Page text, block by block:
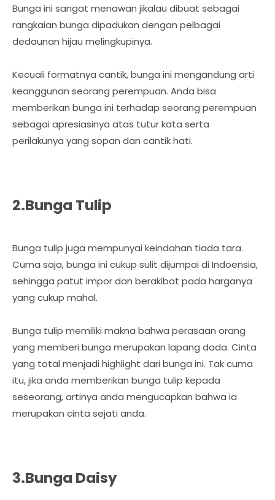
Bunga ini sangat menawan jikalau dibuat sebagai
rangkaian bunga dipadukan dengan pelbagai
dedaunan hijau melingkupinya.
Kecuali formatnya cantik, bunga ini mengandung arti
keanggunan seorang perempuan. Anda bisa
memberikan bunga ini terhadap seorang perempuan
sebagai apresiasinya atas tutur kata serta
perilakunya yang sopan dan cantik hati.
2.Bunga Tulip
Bunga tulip juga mempunyai keindahan tiada tara.
Cuma saja, bunga ini cukup sulit dijumpai di Indoensia,
sehingga patut impor dan berakibat pada harganya
yang cukup mahal.
Bunga tulip memiliki makna bahwa perasaan orang
yang memberi bunga merupakan lapang dada. Cinta
yang total menjadi highlight dari bunga ini. Tak cuma
itu, jika anda memberikan bunga tulip kepada
seseorang, artinya anda mengucapkan bahwa ia
merupakan cinta sejati anda.
3.Bunga Daisy